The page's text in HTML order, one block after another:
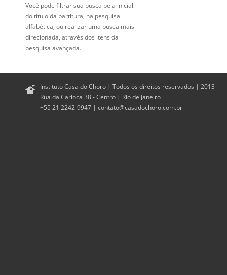
Você pode filtrar sua busca pela inicial
do título da partitura, na pesquisa
alfabética, ou realizar uma busca mais
direcionada, através dos itens da
pesquisa avançada.
Instituto Casa do Choro | Todos os direitos reservados | 2013
Rua da Carioca 38 - Centro | Rio de Janeiro
+55 21 2242-9947 | contato@casadochoro.com.br